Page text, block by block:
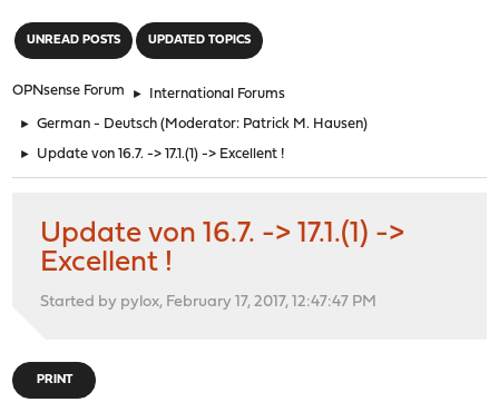
UNREAD POSTS UPDATED TOPICS
OPNsense Forum ► International Forums
► German - Deutsch (Moderator: Patrick M. Hausen)
► Update von 16.7. -> 17.1.(1) -> Excellent !
Update von 16.7. -> 17.1.(1) ->
Excellent !
Started by pylox, February 17, 2017, 12:47:47 PM
PRINT